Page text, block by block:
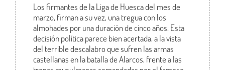
Los firmantes de la Liga de Huesca del mes de
marzo, firman a su vez, una tregua con los
almohades por una duración de cinco años. Esta
decisión política parece bien acertada, a la vista
del terrible descalabro que sufren las armas
castellanas en la batalla de Alarcos, frente a las